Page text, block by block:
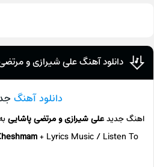
دانلود آهنگ علی شیرازی و
دانلود آهنگ
اهنگ جدیدعلی شیرازی و مرتضی پاشایی
+ Lyrics Music / Listen To